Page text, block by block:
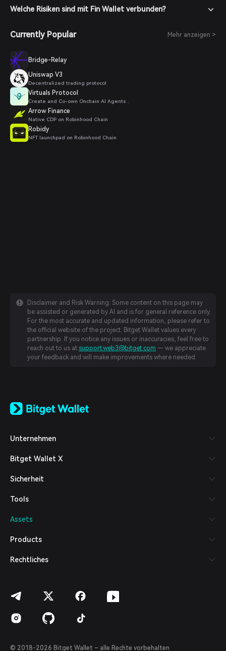
Welche Risiken sind mit Fin Wallet verbunden?
Currently Popular Mehr anzeigen >
Bridge-Relay
Uniswap V3
Decentralized trading protocol
Virtuals Protocol
Create and Co-own Onchain AI Agents .
Arrow Finance
Native CDP on Robinhood Chain
Robidy
NFT launchpad on Robinhood Chain
Disclaimer and Risk Warning: Some content on this page may
be assisted or generated by AI and is for general reference only.
For the most accurate and updated information, please refer to
the official website of the project. Bitget Wallet values every
partnership. If you notice any issues or inaccuracies, feel free to
reach out to us at support.web3@bitget.com — we appreciate
your feedback and will make improvements where needed.
日本語
Español (Latinoamérica)
Italiano
Deutsch
繁體中文
Bahasa Indonesia
हिन्दी
Español (Argentina)
Unternehmen
Bitget Wallet X
Sicherheit
Tools
Assets
Products
Rechtliches
© 2018-2026 Bitget Wallet – alle Rechte vorbehalten